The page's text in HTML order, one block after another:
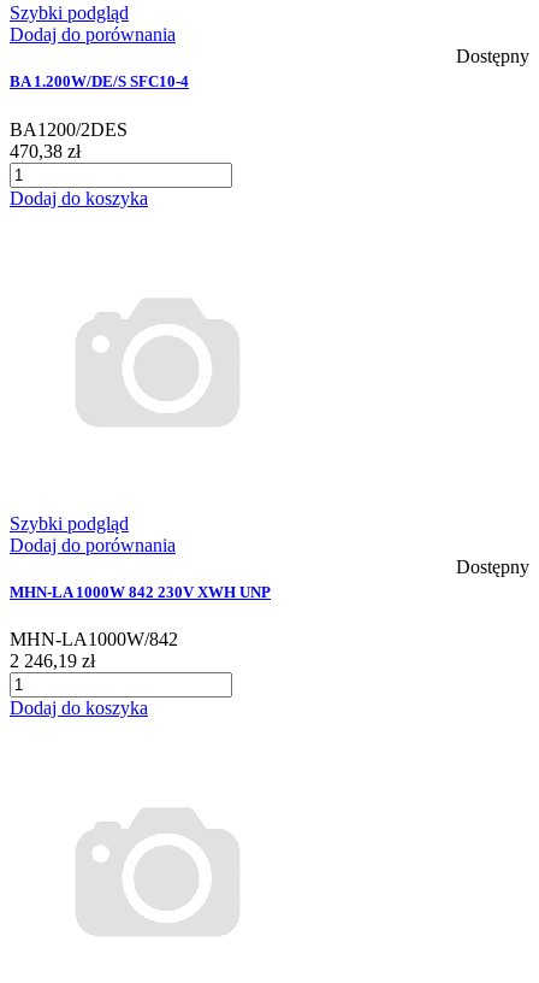
Szybki podgląd
Dodaj do porównania
Dostępny
BA 1.200W/DE/S SFC10-4
BA1200/2DES
470,38 zł
Dodaj do koszyka
Szybki podgląd
Dodaj do porównania
Dostępny
MHN-LA 1000W 842 230V XWH UNP
MHN-LA1000W/842
2 246,19 zł
Dodaj do koszyka